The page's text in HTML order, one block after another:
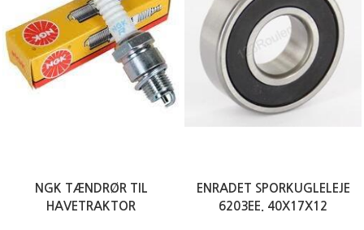
NGK TÆNDRØR TIL
HAVETRAKTOR
ENRADET SPORKUGLELEJE
6203EE. 40X17X12